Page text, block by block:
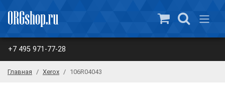
+7 495 971-77-28
Главная Xerox 106R04043